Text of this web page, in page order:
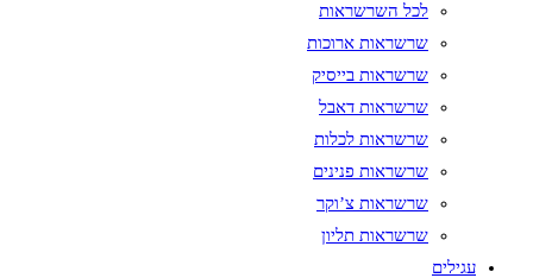
לכל השרשראות
שרשראות ארוכות
שרשראות בייסיק
שרשראות דאבל
שרשראות לכלות
שרשראות פנינים
שרשראות צ’וקר
שרשראות תליון
עגילים